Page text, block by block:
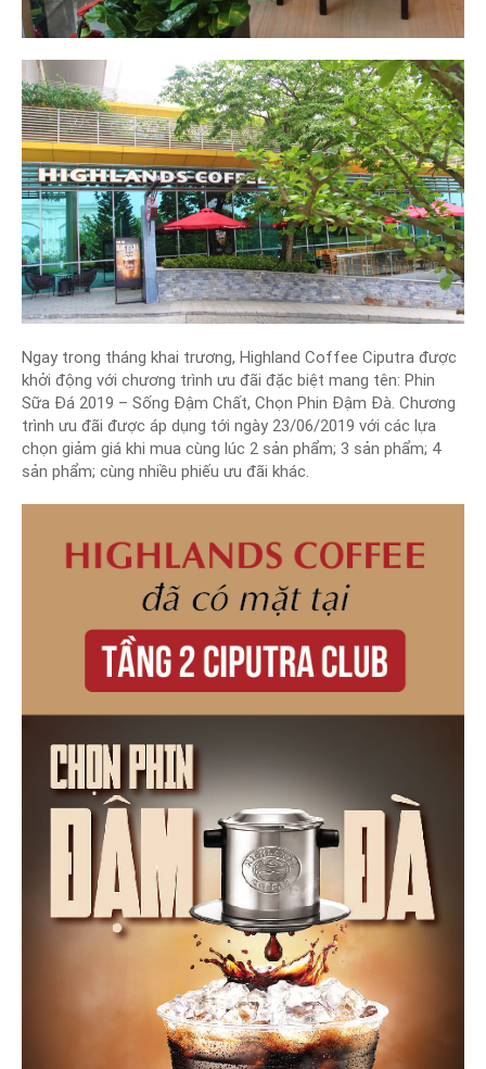
Ngay trong tháng khai trương, Highland Coffee Ciputra được
khởi động với chương trình ưu đãi đặc biệt mang tên: Phin
Sữa Đá 2019 – Sống Đậm Chất, Chọn Phin Đậm Đà. Chương
trình ưu đãi được áp dụng tới ngày 23/06/2019 với các lựa
chọn giảm giá khi mua cùng lúc 2 sản phẩm; 3 sản phẩm; 4
sản phẩm; cùng nhiều phiếu ưu đãi khác.